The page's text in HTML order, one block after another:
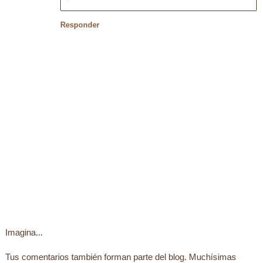
Responder
Imagina...
Tus comentarios también forman parte del blog. Muchísimas